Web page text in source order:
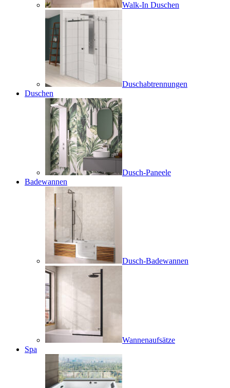
Walk-In Duschen
Duschabtrennungen
Duschen
Dusch-Paneele
Badewannen
Dusch-Badewannen
Wannenaufsätze
Spa